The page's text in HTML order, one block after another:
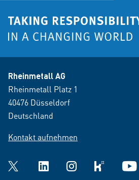
Rheinmetall AG
Rheinmetall Platz 1
40476 Düsseldorf
Deutschland
Kontakt aufnehmen
Twitter LinkedInInstagramkununu